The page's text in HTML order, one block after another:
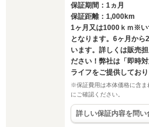
保証期間：1ヵ月
保証距離：1,000km
1ヶ月又は1000ｋｍ※い
となります。6ヶ月か
います。詳しくは販売
ださい！弊社は「即時
ライフをご提供しており
※保証費用は本体価格に含ま
にご確認ください。
詳しい保証内容を問い